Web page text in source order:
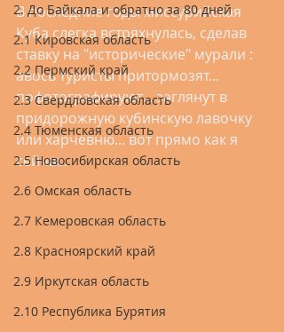
2. До Байкала и обратно за 80 дней
2.1 Кировская область
2.2 Пермский край
2.3 Свердловская область
2.4 Тюменская область
2.5 Новосибирская область
2.6 Омская область
2.7 Кемеровская область
2.8 Красноярский край
2.9 Иркутская область
2.10 Республика Бурятия
В последние годы миссурийская
Куба слегка встряхнулась, сделав
ставку на "исторические" мурали :
авось туристы притормозят...
пофотографируют... заглянут в
придорожную кубинскую лавочку
или харчевню... вот прямо как я
сейчас.